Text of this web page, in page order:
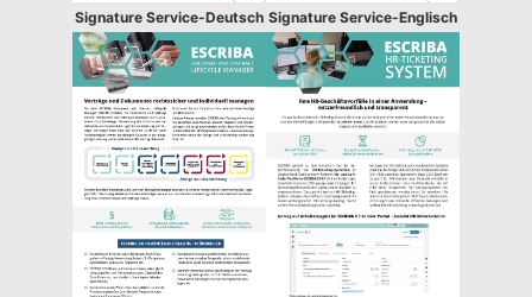
Signature Service-Deutsch Signature Service-Englisch